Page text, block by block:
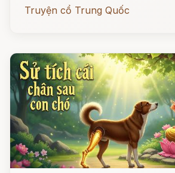
Truyện cổ Trung Quốc